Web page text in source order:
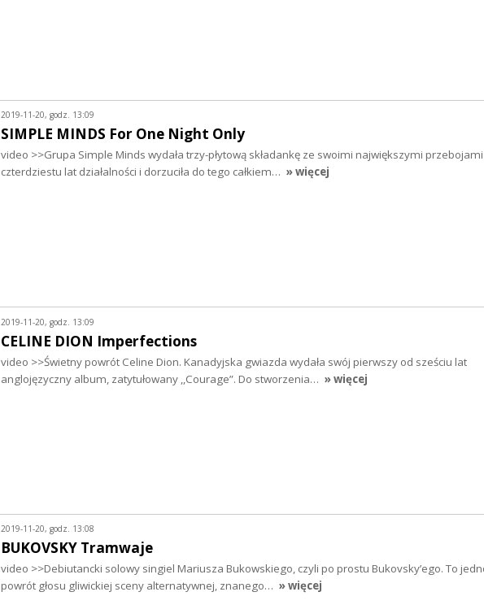
2019-11-20, godz. 13:09
SIMPLE MINDS For One Night Only
video >>Grupa Simple Minds wydała trzy-płytową składankę ze swoimi największymi
czterdziestu lat działalności i dorzuciła do tego całkiem… » więcej
2019-11-20, godz. 13:09
CELINE DION Imperfections
video >>Świetny powrót Celine Dion. Kanadyjska gwiazda wydała swój pierwszy od sześciu lat
anglojęzyczny album, zatytułowany ,,Courage”. Do stworzenia… » więcej
2019-11-20, godz. 13:08
BUKOVSKY Tramwaje
video >>Debiutancki solowy singiel Mariusza Bukowskiego, czyli po prostu Bukovsky’ego. To
powrót głosu gliwickiej sceny alternatywnej, znanego… » więcej